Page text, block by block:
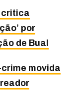
critica
por
de Bual
movida